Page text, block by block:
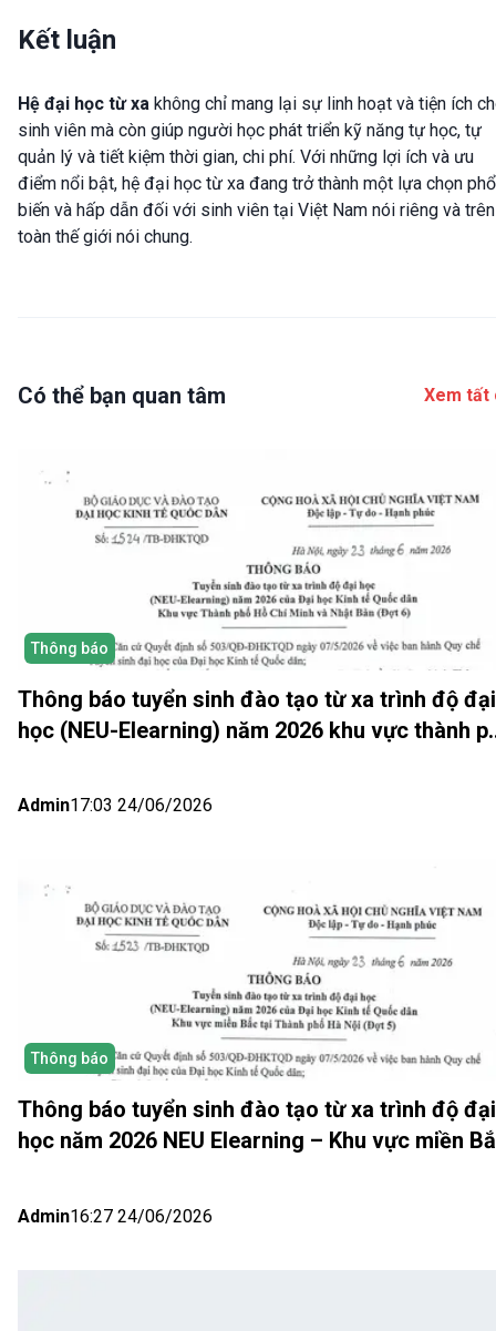
Kết luận
Hệ đại học từ xa không chỉ mang lại sự linh hoạt và tiện ích
sinh viên mà còn giúp người học phát triển kỹ năng tự học, tự
quản lý và tiết kiệm thời gian, chi phí. Với những lợi ích và ưu
điểm nổi bật, hệ đại học từ xa đang trở thành một lựa chọn phổ
biến và hấp dẫn đối với sinh viên tại Việt Nam nói riêng và trên
toàn thế giới nói chung.
Có thể bạn quan tâm Xem tất
Thông báo
Thông báo tuyển sinh đào tạo từ xa trình độ đại
học (NEU-Elearning) năm 2026 khu vực thành
Admin17:03 24/06/2026
Thông báo
Thông báo tuyển sinh đào tạo từ xa trình độ đại
học năm 2026 NEU Elearning – Khu vực miền
Admin16:27 24/06/2026